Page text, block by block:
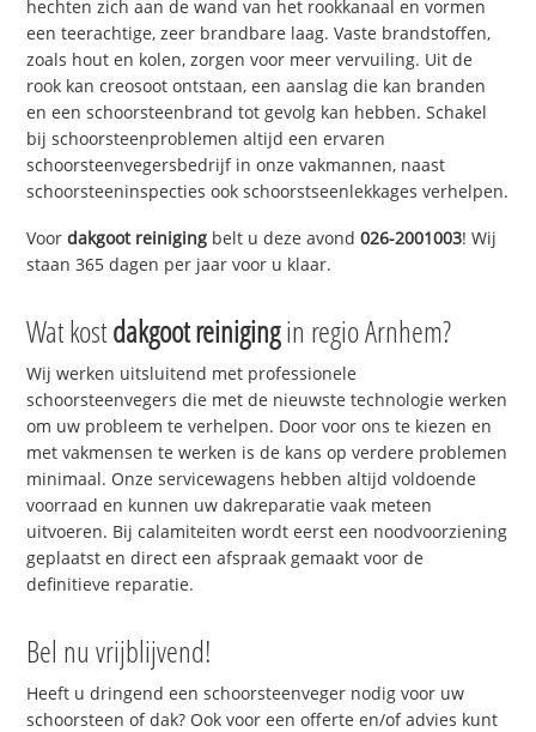
hechten zich aan de wand van het rookkanaal en vormen
een teerachtige, zeer brandbare laag. Vaste brandstoffen,
zoals hout en kolen, zorgen voor meer vervuiling. Uit de
rook kan creosoot ontstaan, een aanslag die kan branden
en een schoorsteenbrand tot gevolg kan hebben. Schakel
bij schoorsteenproblemen altijd een ervaren
schoorsteenvegersbedrijf in onze vakmannen, naast
schoorsteeninspecties ook schoorstseenlekkages verhelpen.
Voordakgoot reiniging belt u deze avond026-2001003! Wij
staan 365 dagen per jaar voor u klaar.
Wat kostdakgoot reinigingin regio Arnhem?
Wij werken uitsluitend met professionele
schoorsteenvegers die met de nieuwste technologie werken
om uw probleem te verhelpen. Door voor ons te kiezen en
met vakmensen te werken is de kans op verdere problemen
minimaal. Onze servicewagens hebben altijd voldoende
voorraad en kunnen uw dakreparatie vaak meteen
uitvoeren. Bij calamiteiten wordt eerst een noodvoorziening
geplaatst en direct een afspraak gemaakt voor de
definitieve reparatie.
Bel nu vrijblijvend!
Heeft u dringend een schoorsteenveger nodig voor uw
schoorsteen of dak? Ook voor een offerte en/of advies kunt